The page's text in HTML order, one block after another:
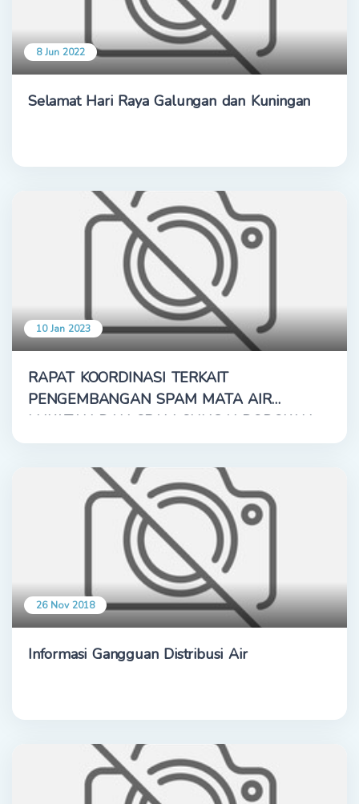
8 Jun 2022
Selamat Hari Raya Galungan dan Kuningan
10 Jan 2023
RAPAT KOORDINASI TERKAIT
PENGEMBANGAN SPAM MATA AIR
LUKATAN DAN SPAM SUNGAI DODOKAN
26 Nov 2018
Informasi Gangguan Distribusi Air